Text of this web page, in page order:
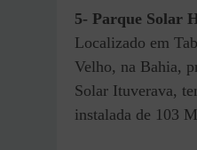
5- Parque Solar
Localizado em
Velho, na Bahia,
Solar Ituverava,
instalada de 103